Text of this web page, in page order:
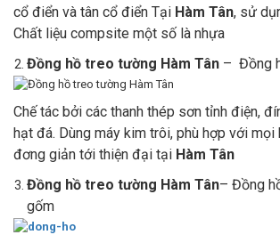
cổ điển và tân cổ điển Tại Hàm Tân, sử
Chất liệu compsite một số là nhựa
Đồng hồ treo tường Hàm Tân – Đồng
Chế tác bởi các thanh thép sơn tỉnh điện,
hạt đá. Dùng máy kim trôi, phù hợp với
đơng giản tới thiện đại tại Hàm Tân
Đồng hồ treo tường Hàm Tân– Đồng
gốm